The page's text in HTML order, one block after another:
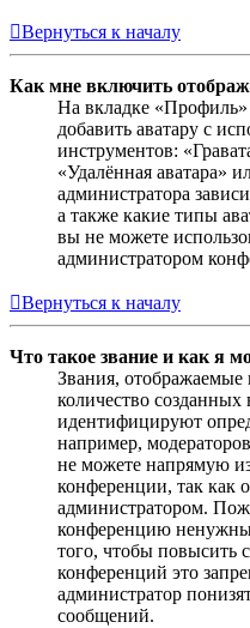
Вернуться к началу
Как мне включить
На вкладке
добавить аватару с
инструментов:
«Удалённая аватара»
администратора
а также какие типы
вы не можете
администратором
Вернуться к началу
Что такое звание и как я
Звания,
количество
идентифицируют
например,
не можете напрямую
конференции, так как
администратором.
конференцию
того, чтобы повысить
конференций это
администратор
сообщений.